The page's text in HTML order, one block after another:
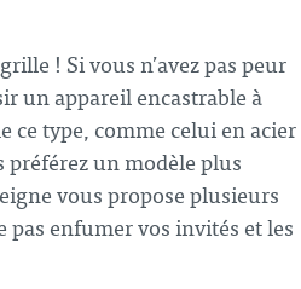
! Si vous n’avez pas peur
un appareil encastrable à
ce type, comme celui en acier
préférez un modèle plus
vous propose plusieurs
pas enfumer vos invités et les